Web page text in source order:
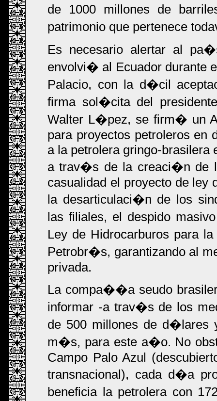
de 1000 millones de
patrimonio que pertenece
Es necesario alertar al
envolvi� al Ecuador durante
Palacio, con la d�cil
firma sol�cita del
Walter L�pez, se firm� un
para proyectos petroleros en
a la petrolera gringo-brasilera
a trav�s de la creaci�n de
casualidad el proyecto de ley
la desarticulaci�n de los
las filiales, el despido
Ley de Hidrocarburos para
Petrobr�s, garantizando al
privada.
La compa��a seudo
informar -a trav�s de los
de 500 millones de d�lares
m�s, para este a�o. No
Campo Palo Azul
transnacional), cada d�a
beneficia la petrolera con